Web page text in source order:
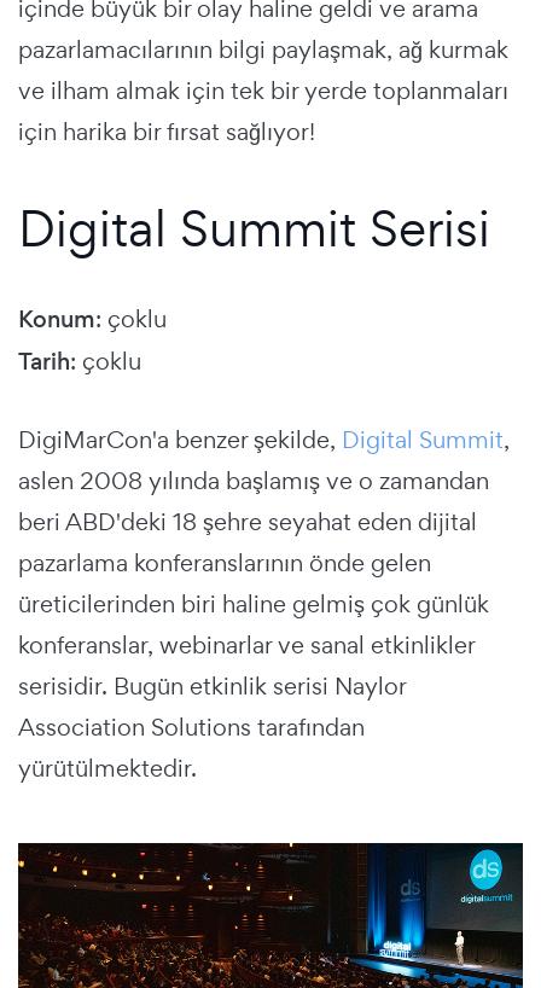
içinde büyük bir olay haline geldi ve arama
pazarlamacılarının bilgi paylaşmak, ağ kurmak
ve ilham almak için tek bir yerde toplanmaları
için harika bir fırsat sağlıyor!
Digital Summit Serisi
Konum: çoklu
Tarih: çoklu
DigiMarCon'a benzer şekilde, Digital Summit,
aslen 2008 yılında başlamış ve o zamandan
beri ABD'deki 18 şehre seyahat eden dijital
pazarlama konferanslarının önde gelen
üreticilerinden biri haline gelmiş çok günlük
konferanslar, webinarlar ve sanal etkinlikler
serisidir. Bugün etkinlik serisi Naylor
Association Solutions tarafından
yürütülmektedir.